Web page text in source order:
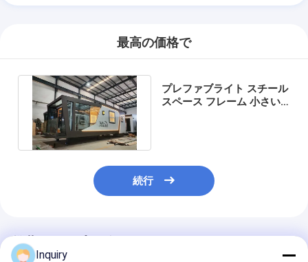
最高の価格で
プレファブライト スチール
スペース フレーム 小さい
続行
推薦されたプロダクト
Inquiry